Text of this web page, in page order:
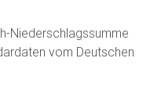
Niederschlagssumme
vom Deutschen